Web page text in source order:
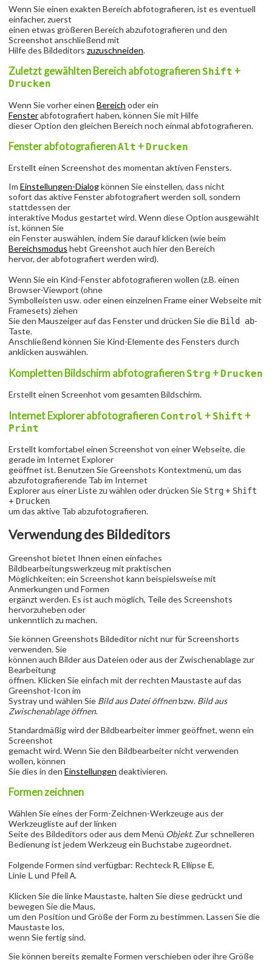
Wenn Sie einen exakten Bereich abfotografieren, ist es eventuell
einfacher, zuerst
einen etwas größeren Bereich abzufotografieren und den
Screenshot anschließend mit
Hilfe des Bildeditors zuzuschneiden.
Zuletzt gewählten Bereich abfotografieren Shift +
Drucken
Wenn Sie vorher einen Bereich oder ein
Fensterabfotografiert haben, können Sie mit Hilfe
dieser Option den gleichen Bereich noch einmal abfotografieren.
Fenster abfotografierenAlt + Drucken
Erstellt einen Screenshot des momentan aktiven Fensters.
Im Einstellungen-Dialogkönnen Sie einstellen, dass nicht
sofort das aktive Fenster abfotografiert werden soll, sondern
stattdessen der
interaktive Modus gestartet wird. Wenn diese Option ausgewählt
ist, können Sie
ein Fenster auswählen, indem Sie darauf klicken (wie beim
Bereichsmodus hebt Greenshot auch hier den Bereich
hervor, der abfotografiert werden wird).
Wenn Sie ein Kind-Fenster abfotografieren wollen (z.B. einen
Browser-Viewport (ohne
Symbolleisten usw. oder einen einzelnen Frame einer Webseite mit
Framesets) ziehen
Sie den Mauszeiger auf das Fenster und drücken Sie die Bild ab-
Taste.
Anschließend können Sie Kind-Elemente des Fensters durch
anklicken auswählen.
Kompletten Bildschirm abfotografieren Strg + Drucken
Erstellt einen Screenhot vom gesamten Bildschirm.
Internet Explorer abfotografieren Control + Shift +
Print
Erstellt komfortabel einen Screenshot von einer Webseite, die
gerade im Internet Explorer
geöffnet ist. Benutzen Sie Greenshots Kontextmenü, um das
abzufotografierende Tab im Internet
Explorer aus einer Liste zu wählen oder drücken Sie Strg + Shift
+ Drucken
um das aktive Tab abzufotografieren.
Verwendung des Bildeditors
Greenshot bietet Ihnen einen einfaches
Bildbearbeitungswerkzeug mit praktischen
Möglichkeiten; ein Screenshot kann beispielsweise mit
Anmerkungen und Formen
ergänzt werden. Es ist auch möglich, Teile des Screenshots
hervorzuheben oder
unkenntlich zu machen.
Sie können Greenshots Bildeditor nicht nur für Screenshorts
verwenden. Sie
können auch Bilder aus Dateien oder aus der Zwischenablage zur
Bearbeitung
öffnen. Klicken Sie einfach mit der rechten Maustaste auf das
Greenshot-Icon im
Systray und wählen Sie Bild aus Datei öffnenbzw. Bild aus
Zwischenablage öffnen.
Standardmäßig wird der Bildbearbeiter immer geöffnet, wenn ein
Screenshot
gemacht wird. Wenn Sie den Bildbearbeiter nicht verwenden
wollen, können
Sie dies in den Einstellungen deaktivieren.
Formen zeichnen
Wählen Sie eines der Form-Zeichnen-Werkzeuge aus der
Werkzeugliste auf der linken
Seite des Bildeditors oder aus dem Menü Objekt. Zur schnelleren
Bedienung ist jedem Werkzeug ein Buchstabe zugeordnet.
Folgende Formen sind verfügbar: Rechteck R, Ellipse E,
Linie L und Pfeil A.
Klicken Sie die linke Maustaste, halten Sie diese gedrückt und
bewegen Sie die Maus,
um den Position und Größe der Form zu bestimmen. Lassen Sie die
Maustaste los,
wenn Sie fertig sind.
Sie können bereits gemalte Formen verschieben oder ihre Größe